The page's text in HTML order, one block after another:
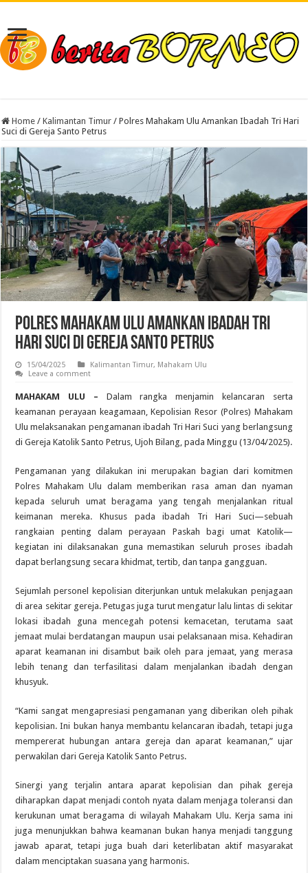
Home / Kalimantan Timur / Polres Mahakam Ulu Amankan Ibadah Tri Hari
Suci di Gereja Santo Petrus
Polres Mahakam Ulu Amankan Ibadah Tri
Hari Suci di Gereja Santo Petrus
15/04/2025 Kalimantan Timur, Mahakam Ulu
Leave a comment
MAHAKAM ULU – Dalam rangka menjamin kelancaran serta
keamanan perayaan keagamaan, Kepolisian Resor (Polres) Mahakam
Ulu melaksanakan pengamanan ibadah Tri Hari Suci yang berlangsung
di Gereja Katolik Santo Petrus, Ujoh Bilang, pada Minggu (13/04/2025).
Pengamanan yang dilakukan ini merupakan bagian dari komitmen
Polres Mahakam Ulu dalam memberikan rasa aman dan nyaman
kepada seluruh umat beragama yang tengah menjalankan ritual
keimanan mereka. Khusus pada ibadah Tri Hari Suci—sebuah
rangkaian penting dalam perayaan Paskah bagi umat Katolik—
kegiatan ini dilaksanakan guna memastikan seluruh proses ibadah
dapat berlangsung secara khidmat, tertib, dan tanpa gangguan.
Sejumlah personel kepolisian diterjunkan untuk melakukan penjagaan
di area sekitar gereja. Petugas juga turut mengatur lalu lintas di sekitar
lokasi ibadah guna mencegah potensi kemacetan, terutama saat
jemaat mulai berdatangan maupun usai pelaksanaan misa. Kehadiran
aparat keamanan ini disambut baik oleh para jemaat, yang merasa
lebih tenang dan terfasilitasi dalam menjalankan ibadah dengan
khusyuk.
“Kami sangat mengapresiasi pengamanan yang diberikan oleh pihak
kepolisian. Ini bukan hanya membantu kelancaran ibadah, tetapi juga
mempererat hubungan antara gereja dan aparat keamanan,” ujar
perwakilan dari Gereja Katolik Santo Petrus.
Sinergi yang terjalin antara aparat kepolisian dan pihak gereja
diharapkan dapat menjadi contoh nyata dalam menjaga toleransi dan
kerukunan umat beragama di wilayah Mahakam Ulu. Kerja sama ini
juga menunjukkan bahwa keamanan bukan hanya menjadi tanggung
jawab aparat, tetapi juga buah dari keterlibatan aktif masyarakat
dalam menciptakan suasana yang harmonis.